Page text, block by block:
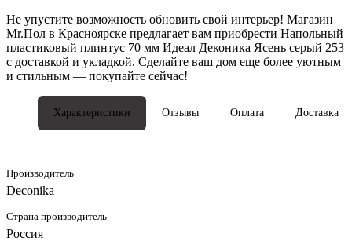
Не упустите возможность обновить свой интерьер! Магазин
Mr.Пол в Красноярске предлагает вам приобрести Напольный
пластиковый плинтус 70 мм Идеал Деконика Ясень серый 253
с доставкой и укладкой. Сделайте ваш дом еще более уютным
и стильным — покупайте сейчас!
Характеристики Отзывы Оплата Доставка
Производитель
Deconika
Страна производитель
Россия